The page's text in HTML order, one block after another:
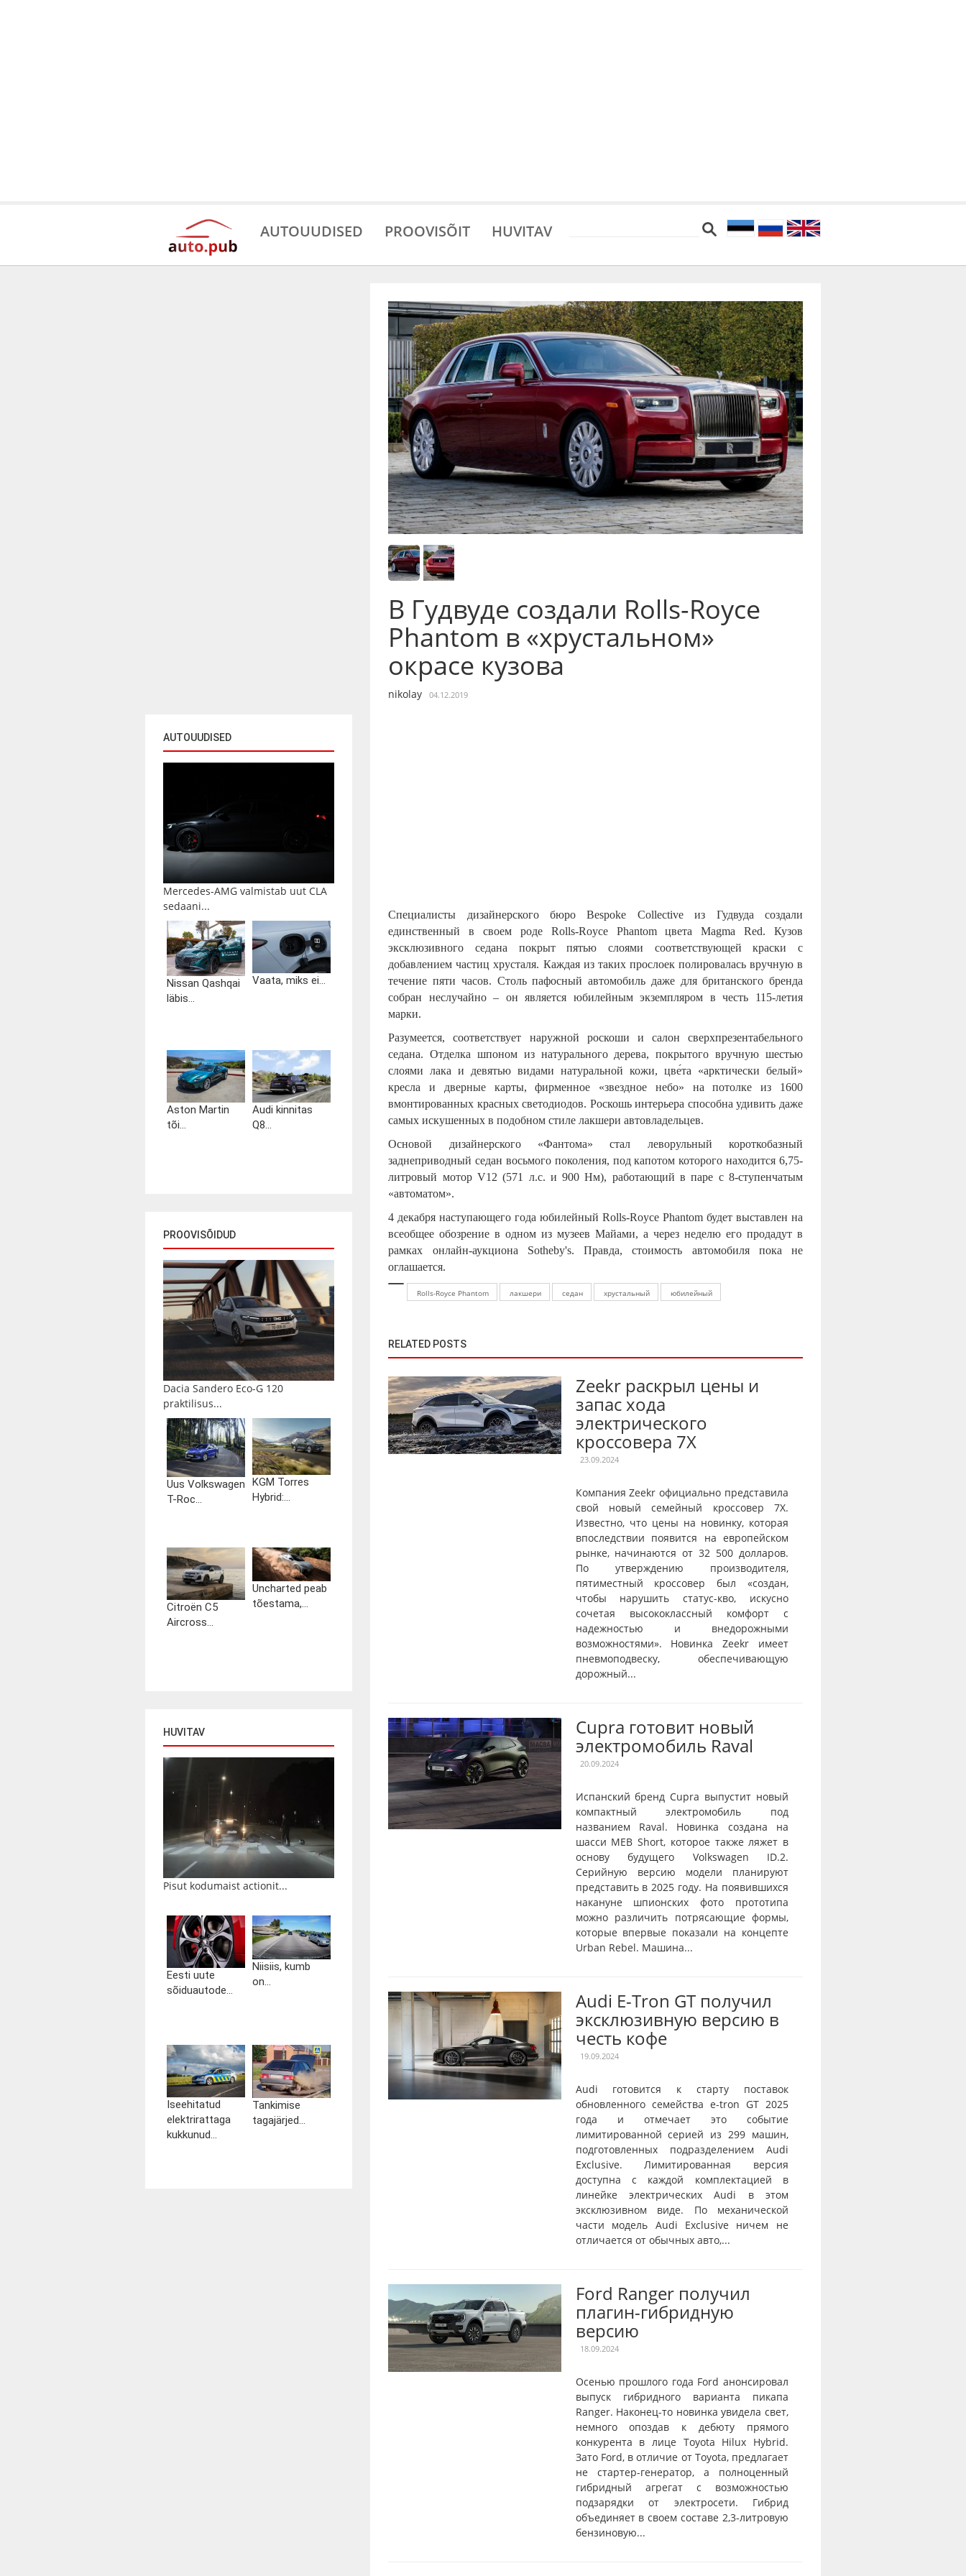
AUTOUUDISED PROOVISÕIT HUVITAV
AUTOUUDISED
Mercedes-AMG valmistab uut CLA
sedaani...
Nissan Qashqai
läbis...
Vaata, miks ei...
Aston Martin
tõi...
Audi kinnitas
Q8...
PROOVISÕIDUD
Dacia Sandero Eco-G 120
praktilisus...
Uus Volkswagen
T-Roc...
KGM Torres
Hybrid:...
Citroën C5
Aircross...
Uncharted peab
tõestama,...
HUVITAV
Pisut kodumaist actionit...
Eesti uute
sõiduautode...
Niisiis, kumb
on...
Iseehitatud
elektrirattaga
kukkunud...
Tankimise
tagajärjed...
В Гудвуде создали Rolls-Royce
Phantom в «хрустальном»
окрасе кузова
nikolay 04.12.2019
Специалисты дизайнерского бюро Bespoke Collective из Гудвуда создали
единственный в своем роде Rolls-Royce Phantom цвета Magma Red. Кузов
эксклюзивного седана покрыт пятью слоями соответствующей краски с
добавлением частиц хрусталя. Каждая из таких прослоек полировалась вручную в
течение пяти часов. Столь пафосный автомобиль даже для британского бренда
собран неслучайно – он является юбилейным экземпляром в честь 115-летия
марки.
Разумеется, соответствует наружной роскоши и салон сверхпрезентабельного
седана. Отделка шпоном из натурального дерева, покрытого вручную шестью
слоями лака и девятью видами натуральной кожи, цве́та «арктически белый»
кресла и дверные карты, фирменное «звездное небо» на потолке из 1600
вмонтированных красных светодиодов. Роскошь интерьера способна удивить даже
самых искушенных в подобном стиле лакшери автовладельцев.
Основой дизайнерского «Фантома» стал леворульный короткобазный
заднеприводный седан восьмого поколения, под капотом которого находится 6,75-
литровый мотор V12 (571 л.с. и 900 Нм), работающий в паре с 8-ступенчатым
«автоматом».
4 декабря наступающего года юбилейный Rolls-Royce Phantom будет выставлен на
всеобщее обозрение в одном из музеев Майами, а через неделю его продадут в
рамках онлайн-аукциона Sotheby's. Правда, стоимость автомобиля пока не
оглашается.
Rolls-Royce Phantom лакшери седан хрустальный юбилейный
RELATED POSTS
Zeekr раскрыл цены и
запас хода
электрического
кроссовера 7X
23.09.2024
Компания Zeekr официально представила
свой новый семейный кроссовер 7X.
Известно, что цены на новинку, которая
впоследствии появится на европейском
рынке, начинаются от 32 500 долларов.
По утверждению производителя,
пятиместный кроссовер был «создан,
чтобы нарушить статус-кво, искусно
сочетая высококлассный комфорт с
надежностью и внедорожными
возможностями». Новинка Zeekr имеет
пневмоподвеску, обеспечивающую
дорожный...
Cupra готовит новый
электромобиль Raval
20.09.2024
Испанский бренд Cupra выпустит новый
компактный электромобиль под
названием Raval. Новинка создана на
шасси MEB Short, которое также ляжет в
основу будущего Volkswagen ID.2.
Серийную версию модели планируют
представить в 2025 году. На появившихся
накануне шпионских фото прототипа
можно различить потрясающие формы,
которые впервые показали на концепте
Urban Rebel. Машина...
Audi E-Tron GT получил
эксклюзивную версию в
честь кофе
19.09.2024
Audi готовится к старту поставок
обновленного семейства e-tron GT 2025
года и отмечает это событие
лимитированной серией из 299 машин,
подготовленных подразделением Audi
Exclusive. Лимитированная версия
доступна с каждой комплектацией в
линейке электрических Audi в этом
эксклюзивном виде. По механической
части модель Audi Exclusive ничем не
отличается от обычных авто,...
Ford Ranger получил
плагин-гибридную
версию
18.09.2024
Осенью прошлого года Ford анонсировал
выпуск гибридного варианта пикапа
Ranger. Наконец-то новинка увидела свет,
немного опоздав к дебюту прямого
конкурента в лице Toyota Hilux Hybrid.
Зато Ford, в отличие от Toyota, предлагает
не стартер-генератор, а полноценный
гибридный агрегат с возможностью
подзарядки от электросети. Гибрид
объединяет в своем составе 2,3-литровую
бензиновую...